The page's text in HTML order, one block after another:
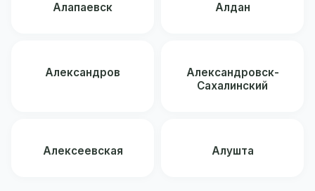
Алапаевск Алдан
Александров
Александровск-
Сахалинский
Алексеевская Алушта